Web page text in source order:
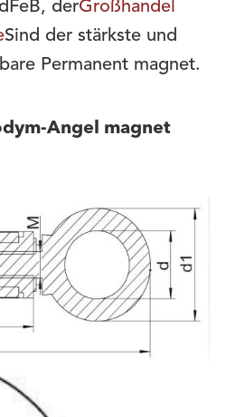
derGroßhandel
Sind der stärkste und
Permanent magnet.
Angel magnet